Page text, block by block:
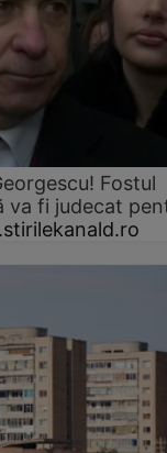
Fostul
va fi judecat